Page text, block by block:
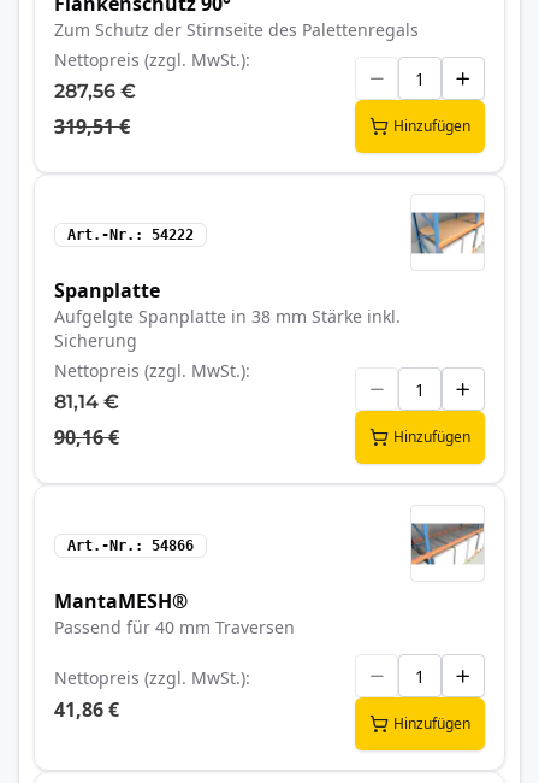
Zum Schutz der Stirnseite des Palettenregals
Nettopreis (zzgl. MwSt.)
287,56 €
319,51 € Hinzufügen
Art.-Nr. 54222
Spanplatte
Aufgelgte Spanplatte in 38 mm Stärke inkl.
Sicherung
Nettopreis (zzgl. MwSt.)
81,14 €
90,16 € Hinzufügen
Art.-Nr. 54866
MantaMESH®
Passend für 40 mm Traversen
Nettopreis (zzgl. MwSt.)
41,86 €
Hinzufügen